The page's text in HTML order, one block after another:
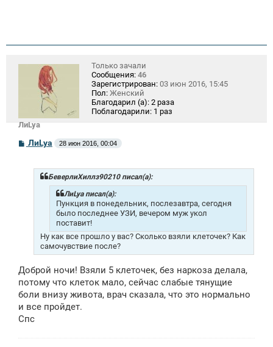
ЛиLya
Только зачали
Сообщения: 46
Зарегистрирован: 03 июн 2016, 15:45
Пол: Женский
Благодарил (а): 2 раза
Поблагодарили: 1 раз
С
ЛиLya 28 июн 2016, 00:04
БеверлиХиллз90210 писал(а):
ЛиLya писал(а):
Пункция в понедельник, послезавтра, сегодня
было последнее УЗИ, вечером муж укол
поставит!
Ну как все прошло у вас? Сколько взяли клеточек? Как
самочувствие после?
Доброй ночи! Взяли 5 клеточек, без наркоза делала,
потому что клеток мало, сейчас слабые тянущие
боли внизу живота, врач сказала, что это нормально
и все пройдет.
Спс